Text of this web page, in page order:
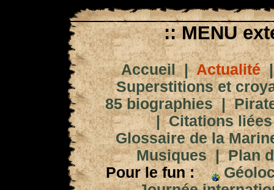
:: MENU
Accueil|Actualité
Superstitions et
85 biographies|
|Citations
Glossaire de la
Musiques|Plan
Pour le fun :